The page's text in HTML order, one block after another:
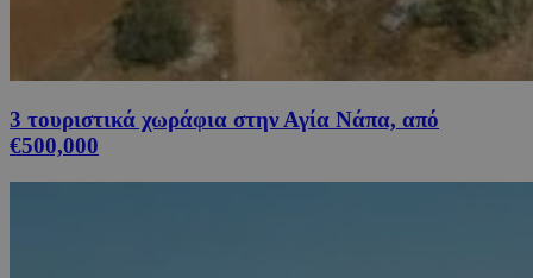
3 τουριστικά χωράφια στην Αγία Νάπα, από
€500,000